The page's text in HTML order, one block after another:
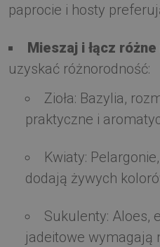
paprocie i hosty
Mieszaj i łącz
uzyskać różnorodność:
Zioła: Bazylia,
praktyczne i
Kwiaty:
dodają żywych
Sukulenty: Aloes,
jadeitowe wymagają